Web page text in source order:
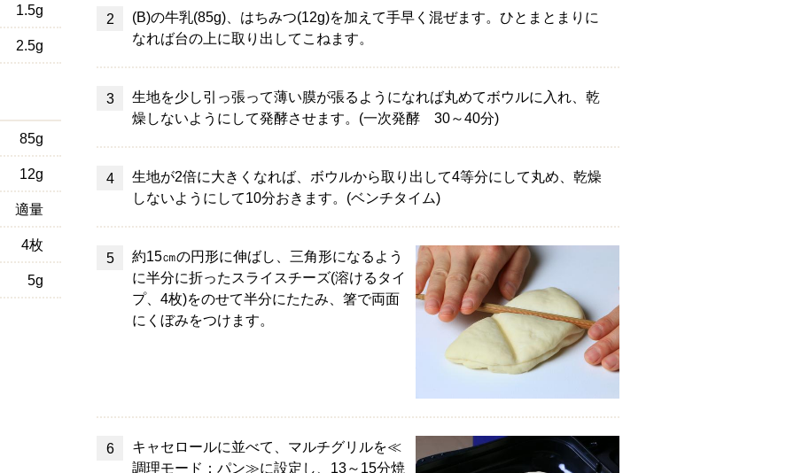
1.5g
2.5g
85g
12g
適量
4枚
5g
(B)の牛乳(85g)、はちみつ(12g)を加えて手早く混ぜます。ひとまとまりに
なれば台の上に取り出してこねます。
生地を少し引っ張って薄い膜が張るようになれば丸めてボウルに入れ、乾
燥しないようにして発酵させます。(一次発酵 30～40分)
生地が2倍に大きくなれば、ボウルから取り出して4等分にして丸め、乾燥
しないようにして10分おきます。(ベンチタイム)
約15㎝の円形に伸ばし、三角形になるよう
に半分に折ったスライスチーズ(溶けるタイ
プ、4枚)をのせて半分にたたみ、箸で両面
にくぼみをつけます。
キャセロールに並べて、マルチグリルを≪
調理モード：パン≫に設定し、13～15分焼